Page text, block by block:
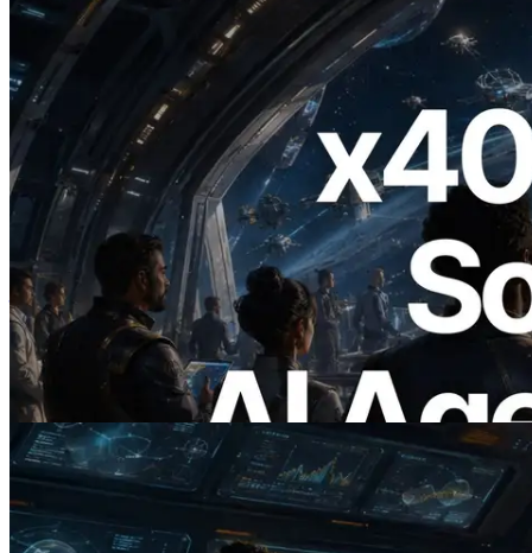
2026.07.04
ERPC เปิดตัว Solana RPC ที่รองรับ x402
— ยุคที่ AI Agent จ่ายเงินให้ API ที่ต้องใช้
แบบ On Demand
อ่านบทความนี้